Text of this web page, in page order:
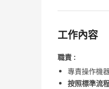
工作內容
職責 :
專責操作機
按照標準流